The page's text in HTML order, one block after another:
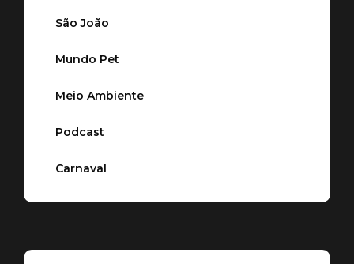
São João
Mundo Pet
Meio Ambiente
Podcast
Carnaval